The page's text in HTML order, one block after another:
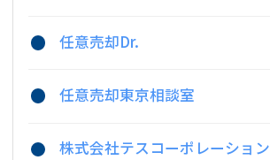
任意売却Dr.
任意売却東京相談室
株式会社テスコーポレーション